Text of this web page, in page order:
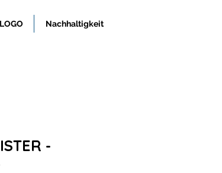
Nachhaltigkeit
-